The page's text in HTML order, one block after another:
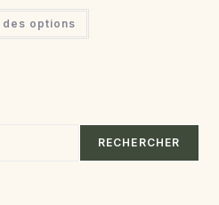
des options
Ce
a
choisies
sur
page
RECHERCHER